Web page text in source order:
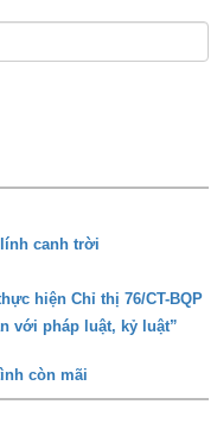
canh trời
hiện Chỉ thị 76/CT-BQP
với pháp luật, kỷ luật”
còn mãi